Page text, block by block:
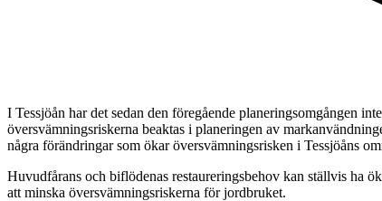
I Tessjöån har det sedan den föregående planeringsomgången
översvämningsriskerna beaktas i planeringen av
några förändringar som ökar översvämningsrisken i Tessjöåns
Huvudfårans och biflödenas restaureringsbehov kan ställvis ha
att minska översvämningsriskerna för jordbruket.